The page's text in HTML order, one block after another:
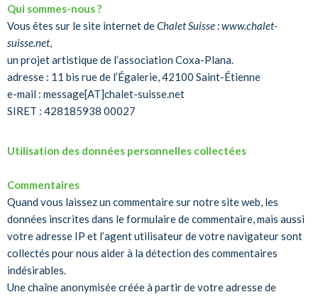
Qui sommes-nous ?
Vous êtes sur le site internet deChalet Suisse : www.chalet-
suisse.net,
un projet artistique de l’association Coxa-Plana.
adresse : 11 bis rue de l’Égalerie, 42100 Saint-Étienne
e-mail : message[AT]chalet-suisse.net
SIRET : 428185938 00027
Utilisation des données personnelles collectées
Commentaires
Quand vous laissez un commentaire sur notre site web, les
données inscrites dans le formulaire de commentaire, mais aussi
votre adresse IP et l’agent utilisateur de votre navigateur sont
collectés pour nous aider à la détection des commentaires
indésirables.
Une chaîne anonymisée créée à partir de votre adresse de